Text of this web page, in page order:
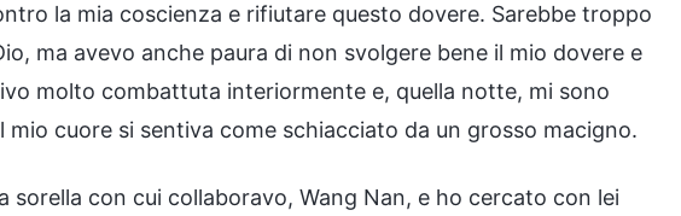
la mia coscienza e rifiutare questo dovere. Sarebbe troppo
ma avevo anche paura di non svolgere bene il mio dovere e
molto combattuta interiormente e, quella notte, mi sono
cuore si sentiva come schiacciato da un grosso macigno.
con cui collaboravo, Wang Nan, e ho cercato con lei